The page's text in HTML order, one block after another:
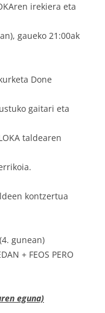
irekiera eta
gaueko 21:00ak
Done
gaitari eta
taldearen
kontzertua
gunean)
+ FEOS PERO
eguna)